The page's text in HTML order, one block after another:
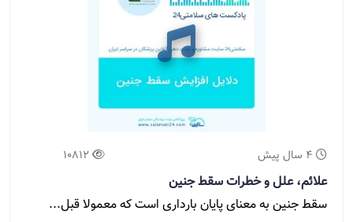
4 سال پیش 10812
علائم، علل و خطرات سقط جنین
سقط جنین به معنای پایان بارداری است که معمولا قبل...